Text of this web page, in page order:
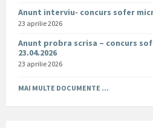
Anunt interviu- concurs sofer
23 aprilie 2026
Anunt probra scrisa – concurs
23.04.2026
23 aprilie 2026
MAI MULTE DOCUMENTE ...